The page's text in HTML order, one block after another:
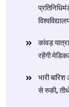
​कांवड़
रहेंगी
​भारी
से रुकी,